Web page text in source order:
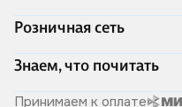
Акции
Доставка и оплата
Программа лояльности
Подарочные сертификаты
Розничная сеть
Адреса магазинов
Книжный Дозор
О компании
Знаем, что почитать
Скоро в продаже
Принимаем к оплате